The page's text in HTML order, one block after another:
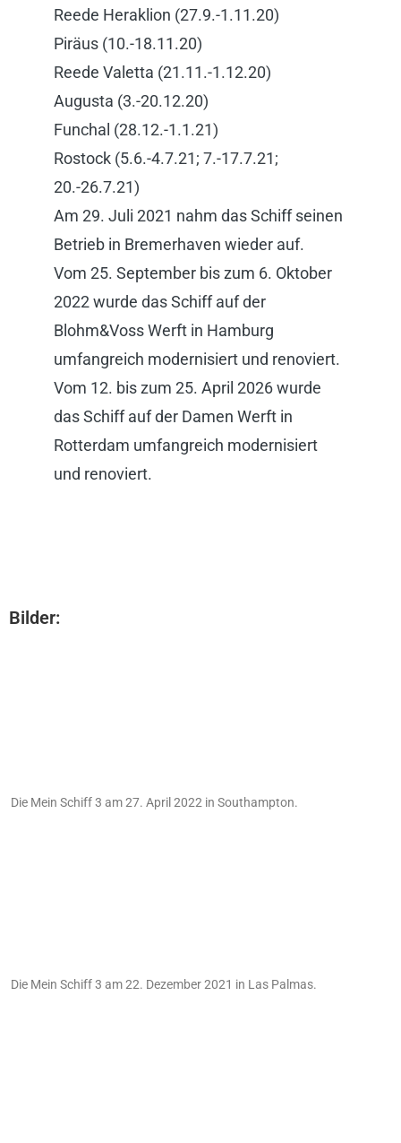
Reede Heraklion (27.9.-1.11.20)
Piräus (10.-18.11.20)
Reede Valetta (21.11.-1.12.20)
Augusta (3.-20.12.20)
Funchal (28.12.-1.1.21)
Rostock (5.6.-4.7.21; 7.-17.7.21;
20.-26.7.21)
Am 29. Juli 2021 nahm das Schiff seinen
Betrieb in Bremerhaven wieder auf.
Vom 25. September bis zum 6. Oktober
2022 wurde das Schiff auf der
Blohm&Voss Werft in Hamburg
umfangreich modernisiert und renoviert.
Vom 12. bis zum 25. April 2026 wurde
das Schiff auf der Damen Werft in
Rotterdam umfangreich modernisiert
und renoviert.
Bilder:
Die Mein Schiff 3 am 27. April 2022 in Southampton.
Die Mein Schiff 3 am 22. Dezember 2021 in Las Palmas.